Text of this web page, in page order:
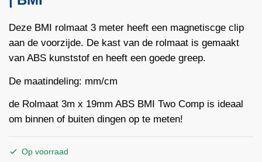
Deze BMI rolmaat 3 meter heeft een magnetiscge clip
aan de voorzijde. De kast van de rolmaat is gemaakt
van ABS kunststof en heeft een goede greep.
De maatindeling: mm/cm
de Rolmaat 3m x 19mm ABS BMI Two Comp is ideaal
om binnen of buiten dingen op te meten!
Op voorraad